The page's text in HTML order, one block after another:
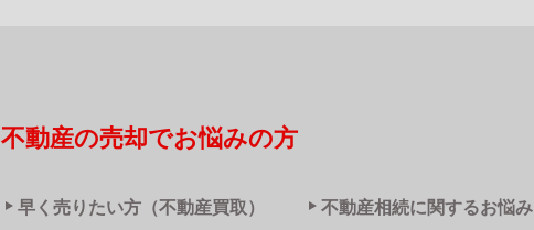
不動産の売却でお悩みの方
早く売りたい方（不動産買取） 不動産相続に関するお悩み